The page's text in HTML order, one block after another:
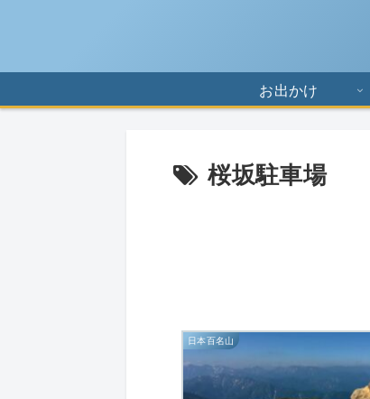
お出かけ
桜坂駐車場
日本百名山